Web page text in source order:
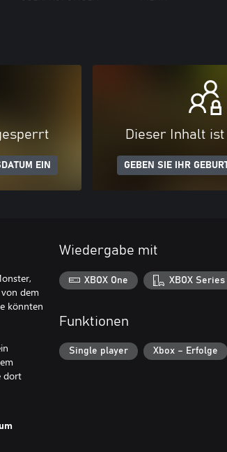
EIN
Dieser Inhalt
GEBEN SIE IHR
dem
könnten
dort
Wiedergabe mit
XBOX One XBOX Series
Funktionen
Single player Xbox – Erfolge